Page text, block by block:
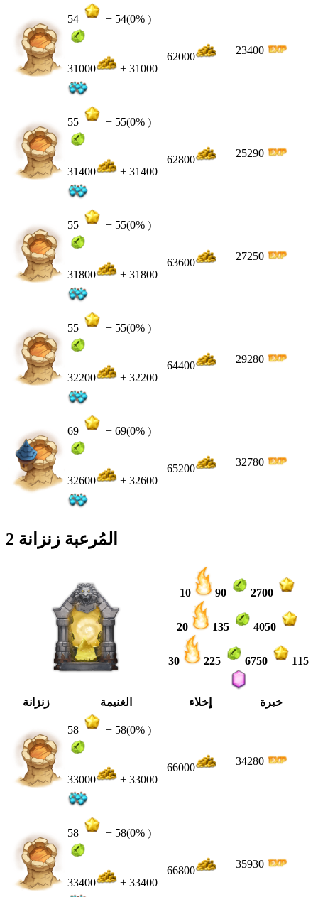
54 + 54(0% )
31000 + 31000
62000
23400
55 + 55(0% )
31400 + 31400
62800
25290
55 + 55(0% )
31800 + 31800
63600
27250
55 + 55(0% )
32200 + 32200
64400
29280
69 + 69(0% )
32600 + 32600
65200
32780
المُرعبة زنزانة 2
10 90 2700
20 135 4050
30 225 6750 115
زنزانة الغنيمة إخلاء خبرة
58 + 58(0% )
33000 + 33000
66000
34280
58 + 58(0% )
33400 + 33400
66800
35930